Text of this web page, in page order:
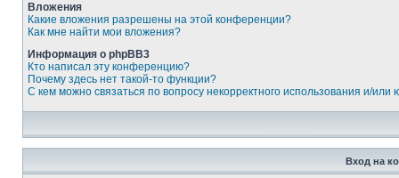
Вложения
Какие вложения разрешены на этой конференции?
Как мне найти мои вложения?
Информация о phpBB3
Кто написал эту конференцию?
Почему здесь нет такой-то функции?
С кем можно связаться по вопросу некорректного использования и/
Вход на